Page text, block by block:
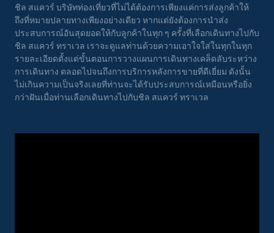
ชิล สแควร์ บริษัทท่องเที่ยวที่ไม่ได้ต้องการเพียงแค่การส่งลูกค้าให้
ถึงที่หมายปลายทางเพียงอย่างเดียว หากแต่ยังต้องการนำส่ง
ประสบการณ์อันสุดยอดให้กับลูกค้าในทุก ๆ ครั้งที่เลือกเดินทางไปกับ
ชิล สแควร์ ทราเวล เราจะดูแลท่านด้วยความเอาใจใส่ในทุกในทุก
รายละเอียดตั้งแต่ขั้นตอนการวางแผนการเดินทางเคล็ดลับระหว่าง
การเดินทาง ตลอดไปจนถึงการบริการหลังการขายที่ดีเยี่ยม ดังนั้น
ไม่เกินความเป็นจริงเลยที่ท่านจะได้รับประสบการณ์เหมือนหรือยิ่ง
กว่าฝันเมื่อท่านเลือกเดินทางไปกับชิล สแควร์ ทราเวล